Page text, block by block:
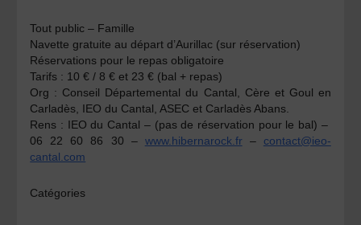
Tout public – Famille
Navette gratuite au départ d’Aurillac (sur réservation)
Réservations pour le repas obligatoire
Tarifs : 10 € / 8 € et 23 € (bal + repas)
Org : Conseil Départemental du Cantal, Cère et Goul en
Carladès, IEO du Cantal, ASEC et Carladès Abans.
Rens : IEO du Cantal – (pas de réservation pour le bal) –
06 22 60 86 30 – www.hibernarock.fr– contact@ieo-
cantal.com
Catégories